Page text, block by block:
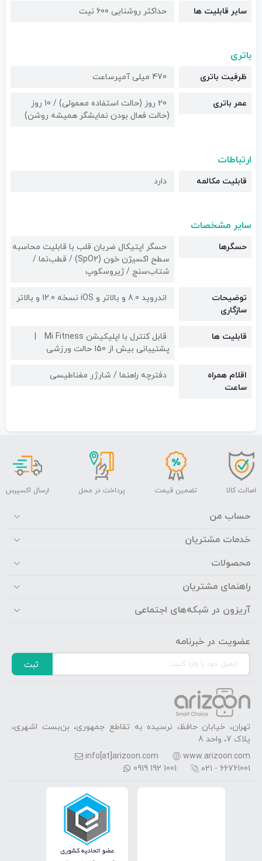
سایر قابلیت ها حداکثر روشنایی 600 نیت
باتری
ظرفیت باتری 470 میلی آمپرساعت
عمر باتری
20 روز (حالت استفاده معمولی) / 10 روز
(حالت فعال بودن نمایشگر همیشه روشن)
ارتباطات
قابلیت مکالمه دارد
سایر مشخصات
حسگرها
حسگر اپتیکال ضربان قلب با قابلیت محاسبه
سطح اکسیژن خون (SpO2) / قطب‌نما /
شتاب‌سنج / ژیروسکوپ
توضیحات
سازگاری
اندروید 8.0 و بالاتر و iOS نسخه 12.0 و بالاتر
قابلیت ها
قابل کنترل با اپلیکیشن Mi Fitness
پشتیبانی بیش از 150 حالت ورزشی
اقلام همراه
ساعت
دفترچه راهنما / شارژر مغناطیسی
اصالت کالا تضمین قیمت پرداخت در محل ارسال اکسپرس
حساب من
خدمات مشتریان
محصولات
راهنمای مشتریان
آریزون در شبکه‌های اجتماعی
عضویت در خبرنامه
ثبت
تهران، خیابان حافظ، نرسیده به تقاطع جمهوری، بن‌بست اشهری،
پلاک 7، واحد 8
www.arizoon.com
info[at]arizoon.com
۰۲۱ - 66761001
0919 192 1001